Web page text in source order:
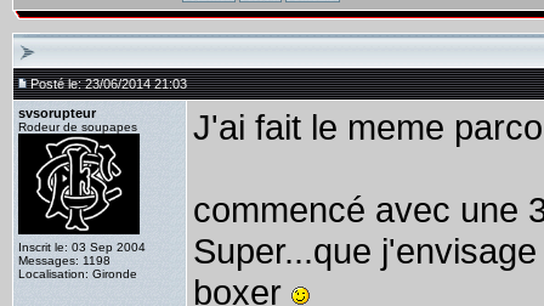
Posté le: 23/06/2014 21:03
svsorupteur
Rodeur de soupapes
Inscrit le: 03 Sep 2004
Messages: 1198
Localisation: Gironde
J'ai fait le meme
commencé avec une
Super...que
boxer